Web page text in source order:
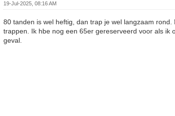
19-Jul-2025, 08:16 AM
80 tanden is wel heftig, dan trap je wel langzaam
trappen. Ik hbe nog een 65er gereserveerd voor als ik
geval.